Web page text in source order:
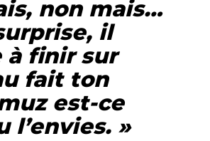
non mais…
il
à finir sur
fait ton
est-ce
l’envies. »